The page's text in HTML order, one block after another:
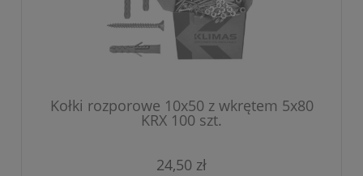
Kołki rozporowe 10x50 z wkrętem 5x80
KRX 100 szt.
24,50 zł